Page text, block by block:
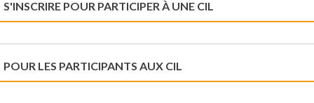
S'INSCRIRE POUR PARTICIPER À UNE CIL
POUR LES PARTICIPANTS AUX CIL